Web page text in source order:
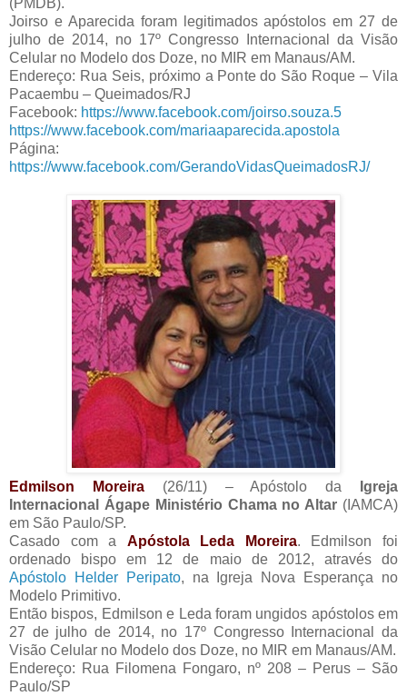
(PMDB).
Joirso e Aparecida foram legitimados apóstolos em 27 de
julho de 2014, no 17º Congresso Internacional da Visão
Celular no Modelo dos Doze, no MIR em Manaus/AM.
Endereço: Rua Seis, próximo a Ponte do São Roque – Vila
Pacaembu – Queimados/RJ
Facebook: https://www.facebook.com/joirso.souza.5
https://www.facebook.com/mariaaparecida.apostola
Página:
https://www.facebook.com/GerandoVidasQueimadosRJ/
Edmilson Moreira(26/11) – Apóstolo da
Igreja
Internacional Ágape Ministério Chama no Altar (IAMCA)
em São Paulo/SP.
Casado com a Apóstola Leda Moreira. Edmilson foi
ordenado bispo em 12 de maio de 2012, através do
Apóstolo Helder Peripato, na Igreja Nova Esperança no
Modelo Primitivo.
Então bispos, Edmilson e Leda foram ungidos apóstolos em
27 de julho de 2014, no 17º Congresso Internacional da
Visão Celular no Modelo dos Doze, no MIR em Manaus/AM.
Endereço: Rua Filomena Fongaro, nº 208 – Perus – São
Paulo/SP